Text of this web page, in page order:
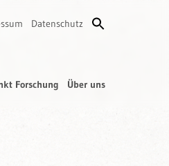
Datenschutz
Forschung Über uns